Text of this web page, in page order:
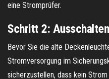
eine Stromprüfer.
Schritt 2:
Bevor Sie die alte
Stromversorgung im
sicherzustellen, dass kein